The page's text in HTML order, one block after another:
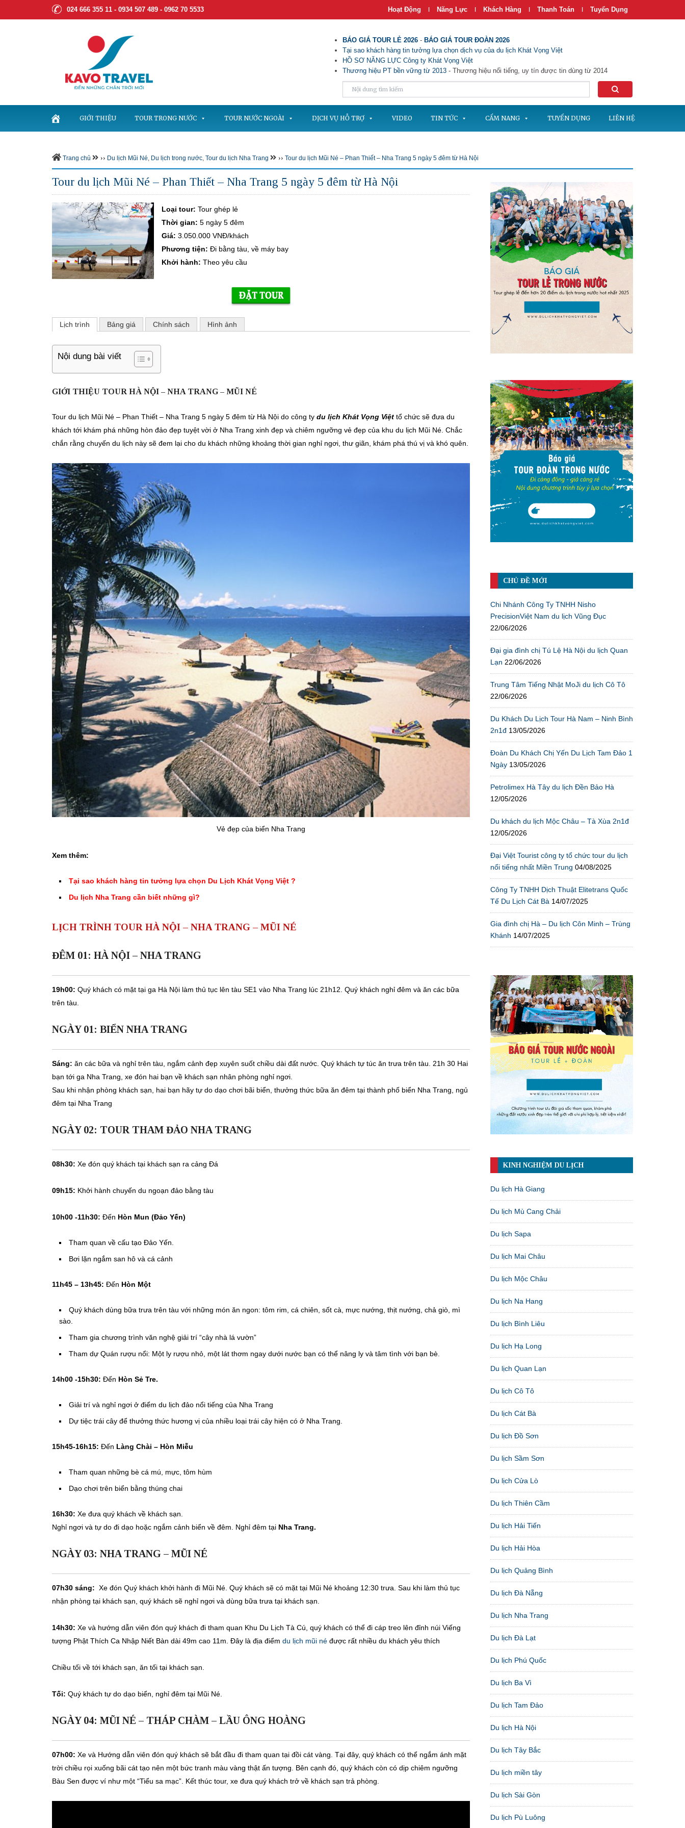
024 666 355 11 - 0934 507 489 - 0962 70 5533 Hoạt Động | Năng Lực | Khách Hàng | Thanh Toán | Tuyển Dụng
BÁO GIÁ TOUR LẺ 2026 - BÁO GIÁ TOUR ĐOÀN 2026
Tại sao khách hàng tin tưởng lựa chọn dịch vụ của du lịch Khát Vọng Việt
HỒ SƠ NĂNG LỰC Công ty Khát Vọng Việt
Thương hiệu PT bền vững từ 2013 - Thương hiệu nổi tiếng, uy tín được tin dùng từ 2014
GIỚI THIỆU TOUR TRONG NƯỚC TOUR NƯỚC NGOÀI DỊCH VỤ HỖ TRỢ VIDEO TIN TỨC CẨM NANG TUYỂN DỤNG LIÊN HỆ
Trang chủ ›› Du lịch Mũi Né, Du lịch trong nước, Tour du lịch Nha Trang ›› Tour du lịch Mũi Né – Phan Thiết – Nha Trang 5 ngày 5 đêm từ Hà Nội
Tour du lịch Mũi Né – Phan Thiết – Nha Trang 5 ngày 5 đêm từ Hà Nội
Loại tour: Tour ghép lẻ
Thời gian: 5 ngày 5 đêm
Giá: 3.050.000 VNĐ/khách
Phương tiện: Đi bằng tàu, về máy bay
Khởi hành: Theo yêu cầu
Lịch trình Bảng giá Chính sách Hình ảnh
Nội dung bài viết
GIỚI THIỆU TOUR HÀ NỘI – NHA TRANG – MŨI NÉ
Tour du lịch Mũi Né – Phan Thiết – Nha Trang 5 ngày 5 đêm từ Hà Nội do công ty du lịch Khát Vọng Việt tổ chức sẽ đưa du
khách tới khám phá những hòn đảo đẹp tuyệt vời ở Nha Trang xinh đẹp và chiêm ngưỡng vẻ đẹp của khu du lịch Mũi Né. Chắc
chắn rằng chuyến du lịch này sẽ đem lại cho du khách những khoảng thời gian nghỉ ngơi, thư giãn, khám phá thú vị và khó quên.
Vẻ đẹp của biển Nha Trang
Xem thêm:
Tại sao khách hàng tin tưởng lựa chọn Du Lịch Khát Vọng Việt ?
Du lịch Nha Trang cần biết những gì?
LỊCH TRÌNH TOUR HÀ NỘI – NHA TRANG – MŨI NÉ
ĐÊM 01: HÀ NỘI – NHA TRANG
19h00: Quý khách có mặt tại ga Hà Nội làm thủ tục lên tàu SE1 vào Nha Trang lúc 21h12. Quý khách nghỉ đêm và ăn các bữa
trên tàu.
NGÀY 01: BIỂN NHA TRANG
Sáng: ăn các bữa và nghỉ trên tàu, ngắm cảnh đẹp xuyên suốt chiều dài đất nước. Quý khách tự túc ăn trưa trên tàu. 21h 30 Hai
bạn tới ga Nha Trang, xe đón hai bạn về khách sạn nhân phòng nghỉ ngơi.
Sau khi nhận phòng khách sạn, hai bạn hãy tự do dạo chơi bãi biển, thưởng thức bữa ăn đêm tại thành phố biển Nha Trang, ngủ
đêm tại Nha Trang
NGÀY 02: TOUR THAM ĐẢO NHA TRANG
08h30: Xe đón quý khách tại khách sạn ra cảng Đá
09h15: Khởi hành chuyến du ngoạn đảo bằng tàu
10h00 -11h30: Đến Hòn Mun (Đảo Yến)
Tham quan về cấu tạo Đảo Yến.
Bơi lặn ngắm san hô và cá cảnh
11h45 – 13h45: Đến Hòn Một
Quý khách dùng bữa trưa trên tàu với những món ăn ngon: tôm rim, cá chiên, sốt cà, mực nướng, thịt nướng, chả giò, mì
sào.
Tham gia chương trình văn nghệ giải trí “cây nhà lá vườn”
Tham dự Quán rượu nổi: Một ly rượu nhỏ, một lát thơm ngay dưới nước bạn có thể nâng ly và tâm tình với bạn bè.
14h00 -15h30: Đến Hòn Sẻ Tre.
Giải trí và nghỉ ngơi ở điểm du lịch đảo nổi tiếng của Nha Trang
Dự tiệc trái cây để thưởng thức hương vị của nhiều loại trái cây hiện có ở Nha Trang.
15h45-16h15: Đến Làng Chài – Hòn Miễu
Tham quan những bè cá mú, mực, tôm hùm
Dạo chơi trên biển bằng thúng chai
16h30: Xe đưa quý khách về khách sạn.
Nghỉ ngơi và tự do đi dạo hoặc ngắm cảnh biển về đêm. Nghỉ đêm tại Nha Trang.
NGÀY 03: NHA TRANG – MŨI NÉ
07h30 sáng: Xe đón Quý khách khởi hành đi Mũi Né. Quý khách sẽ có mặt tại Mũi Né khoảng 12:30 trưa. Sau khi làm thủ tục
nhận phòng tại khách sạn, quý khách sẽ nghỉ ngơi và dùng bữa trưa tại khách sạn.
14h30: Xe và hướng dẫn viên đón quý khách đi tham quan Khu Du Lịch Tà Cú, quý khách có thể đi cáp treo lên đỉnh núi Viếng
tượng Phật Thích Ca Nhập Niết Bàn dài 49m cao 11m. Đây là địa điểm du lịch mũi né được rất nhiều du khách yêu thích
Chiều tối về tới khách sạn, ăn tối tại khách sạn.
Tối: Quý khách tự do dạo biển, nghỉ đêm tại Mũi Né.
NGÀY 04: MŨI NÉ – THÁP CHÀM – LẦU ÔNG HOÀNG
07h00: Xe và Hướng dẫn viên đón quý khách sẽ bắt đầu đi tham quan tại đồi cát vàng. Tại đây, quý khách có thể ngắm ánh mặt
trời chiều rọi xuống bãi cát tạo nên một bức tranh màu vàng thật ấn tượng. Bên cạnh đó, quý khách còn có dịp chiêm ngưỡng
Bàu Sen được ví như một “Tiểu sa mạc”. Kết thúc tour, xe đưa quý khách trở về khách sạn trả phòng.
CHỦ ĐỀ MỚI
Chi Nhánh Công Ty TNHH Nisho
PrecisionViệt Nam du lịch Vũng Đục
22/06/2026
Đại gia đình chị Tú Lệ Hà Nội du lịch Quan
Lạn 22/06/2026
Trung Tâm Tiếng Nhật MoJi du lịch Cô Tô
22/06/2026
Du Khách Du Lịch Tour Hà Nam – Ninh Bình
2n1đ 13/05/2026
Đoàn Du Khách Chị Yến Du Lịch Tam Đảo 1
Ngày 13/05/2026
Petrolimex Hà Tây du lịch Đền Bảo Hà
12/05/2026
Du khách du lịch Mộc Châu – Tà Xùa 2n1đ
12/05/2026
Đại Việt Tourist công ty tổ chức tour du lịch
nổi tiếng nhất Miền Trung 04/08/2025
Công Ty TNHH Dịch Thuật Elitetrans Quốc
Tế Du Lịch Cát Bà 14/07/2025
Gia đình chị Hà – Du lịch Côn Minh – Trùng
Khánh 14/07/2025
KINH NGHIỆM DU LỊCH
Du lịch Hà Giang
Du lịch Mù Cang Chải
Du lịch Sapa
Du lịch Mai Châu
Du lịch Mộc Châu
Du lịch Na Hang
Du lịch Bình Liêu
Du lịch Hạ Long
Du lịch Quan Lạn
Du lịch Cô Tô
Du lịch Cát Bà
Du lịch Đồ Sơn
Du lịch Sầm Sơn
Du lịch Cửa Lò
Du lịch Thiên Cầm
Du lịch Hải Tiến
Du lịch Hải Hòa
Du lịch Quảng Bình
Du lịch Đà Nẵng
Du lịch Nha Trang
Du lịch Đà Lạt
Du lịch Phú Quốc
Du lịch Ba Vì
Du lịch Tam Đảo
Du lịch Hà Nội
Du lịch Tây Bắc
Du lịch miền tây
Du lịch Sài Gòn
Du lịch Pù Luông